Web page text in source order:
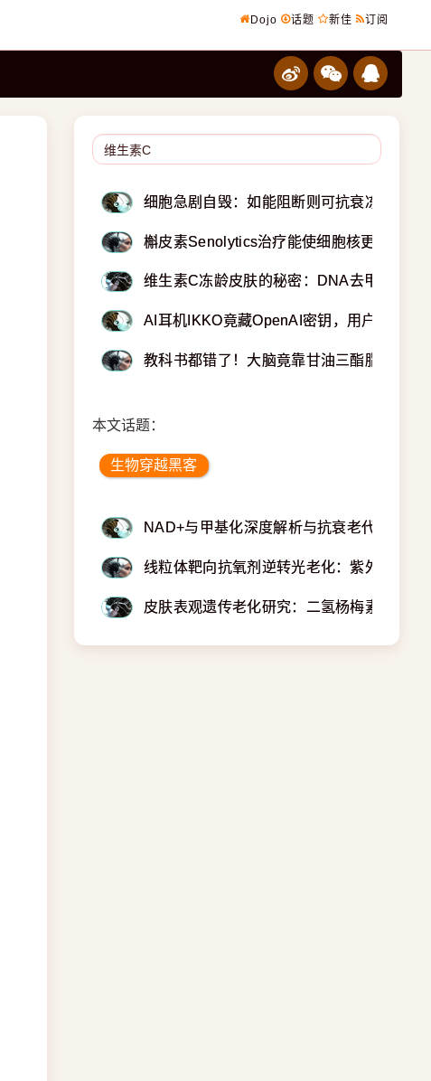
Dojo 话题 新佳 订阅
细胞急剧自毁：如能阻断则可抗衰冻龄！
槲皮素Senolytics治疗能使细胞核更年轻
维生素C冻龄皮肤的秘密：DNA去甲基化
AI耳机IKKO竟藏OpenAI密钥，用户隐私尽
教科书都错了！大脑竟靠甘油三酯脂肪供能
本文话题：
生物穿越黑客
NAD+与甲基化深度解析与抗衰老代谢通路
线粒体靶向抗氧剂逆转光老化：紫外线诱发
皮肤表观遗传老化研究：二氢杨梅素精华液